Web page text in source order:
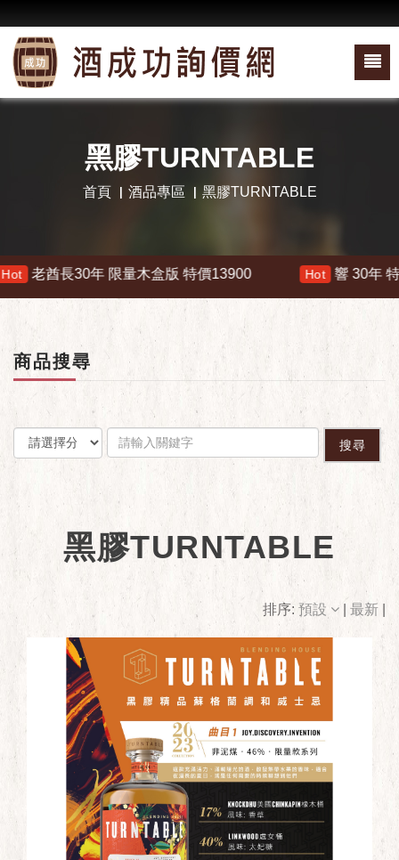
黑膠TURNTABLE
首頁 酒品專區 黑膠TURNTABLE
酋長30年 限量木盒版 特價13900 響 30年 特價
商品搜尋
搜尋
黑膠TURNTABLE
排序: 預設 最新